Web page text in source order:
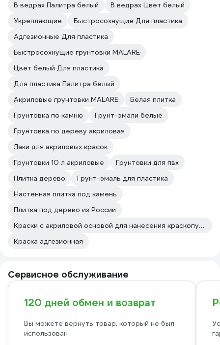
В ведрах Палитра белый
В ведрах Цвет белый
Укрепляющие
Быстросохнущие Для пластика
Адгезионные Для пластика
Быстросохнущие грунтовки MALARE
Цвет белый Для пластика
Для пластика Палитра белый
Акриловые грунтовки MALARE
Белая плитка
Грунтовка по камню
Грунт-эмали белые
Грунтовка по дереву акриловая
Лаки для акриловых красок
Грунтовки 10 л акриловые
Грунтовки для пвх
Плитка дерево
Грунт-эмаль для пластика
Настенная плитка под камень
Плитка под дерево из России
Краски с акриловой основой для нанесения краскопультом
Краска адгезионная
Сервисное обслуживание
120 дней обмен и возврат
Вы можете вернуть товар, который не был
использован